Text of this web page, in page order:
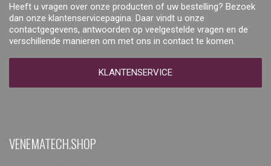
Heeft u vragen over onze producten of uw bestelling? Bezoek
dan onze klantenservicepagina. Daar vindt u onze
contactgegevens, antwoorden op veelgestelde vragen en de
verschillende manieren om met ons in contact te komen.
KLANTENSERVICE
VENEMATECH.SHOP